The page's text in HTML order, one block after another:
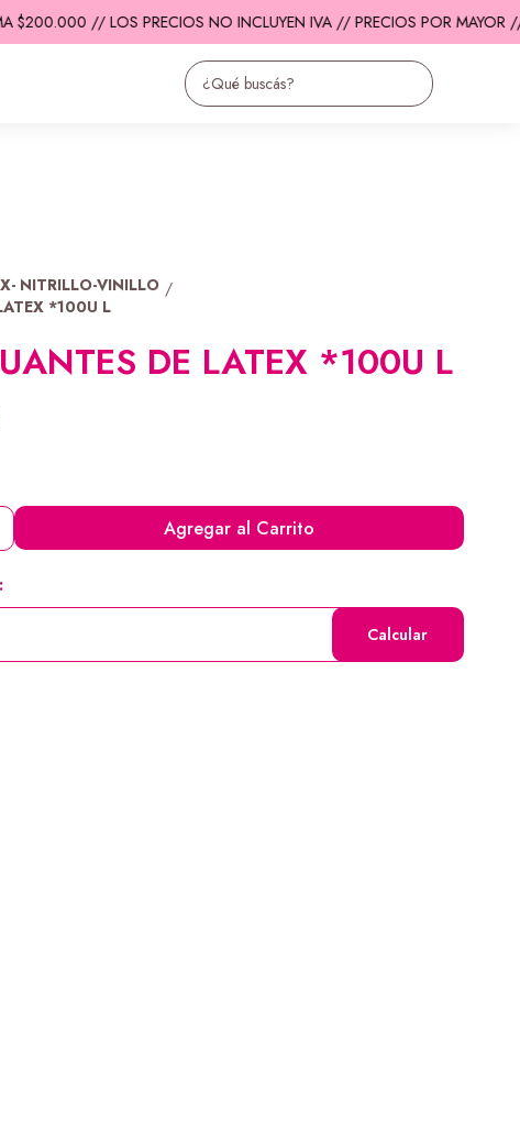
// LOS PRECIOS NO INCLUYEN IVA // PRECIOS POR MAYOR //
NITRILLO-VINILLO /
*100U L
DE LATEX *100U L
Agregar al Carrito
Calcular